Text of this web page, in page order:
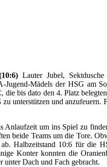
Lauter Jubel,
Mädels der HSG am
bis dato den 4. Platz
unterstützen und
um ins Spiel zu
beide Teams um die Tore.
Halbzeitstand 10:6 für die
Konter konnten die
Dach und Fach gebracht.